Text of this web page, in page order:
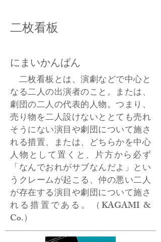
二枚看板
にまいかんばん
二枚看板とは、演劇などで中心と
なる二人の出演者のこと。または、
劇団の二人の代表的人物。つまり、
売り物を二人設けないととても売れ
そうにない演目や劇団について施さ
れる措置、または、どちらかを中心
人物として置くと、片方から必ず
「なんでおれがサブなんだよ」とい
うクレームが起こる、仲の悪い二人
が存在する演目や劇団について施さ
れる措置である。（KAGAMI &
Co.）